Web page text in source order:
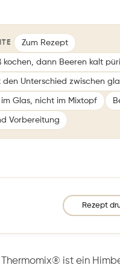
Zum Rezept
kochen, dann Beeren kalt
den Unterschied zwischen
im Glas, nicht im Mixtopf
Vorbereitung
Rezept
ist ein